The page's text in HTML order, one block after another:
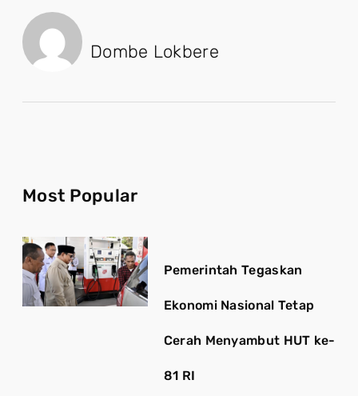
Dombe Lokbere
Most Popular
Pemerintah Tegaskan
Ekonomi Nasional Tetap
Cerah Menyambut HUT ke-
81 RI